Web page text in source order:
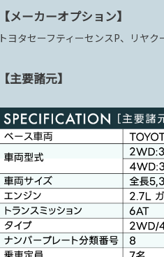
【メーカーオプション】
トヨタセーフティーセンスP、リヤク
【主要諸元】